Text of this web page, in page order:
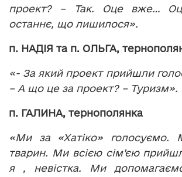
проект? – Так. Оце вже…
останнє, що лишилося».
п. НАДІЯ та п. ОЛЬГА,
«- За який проект прийшли
– А що це за проект? – Туризм».
п. ГАЛИНА, тернополянка
«Ми за «Хатіко» голосуємо.
тварин. Ми всією сім’єю
я , невістка. Ми